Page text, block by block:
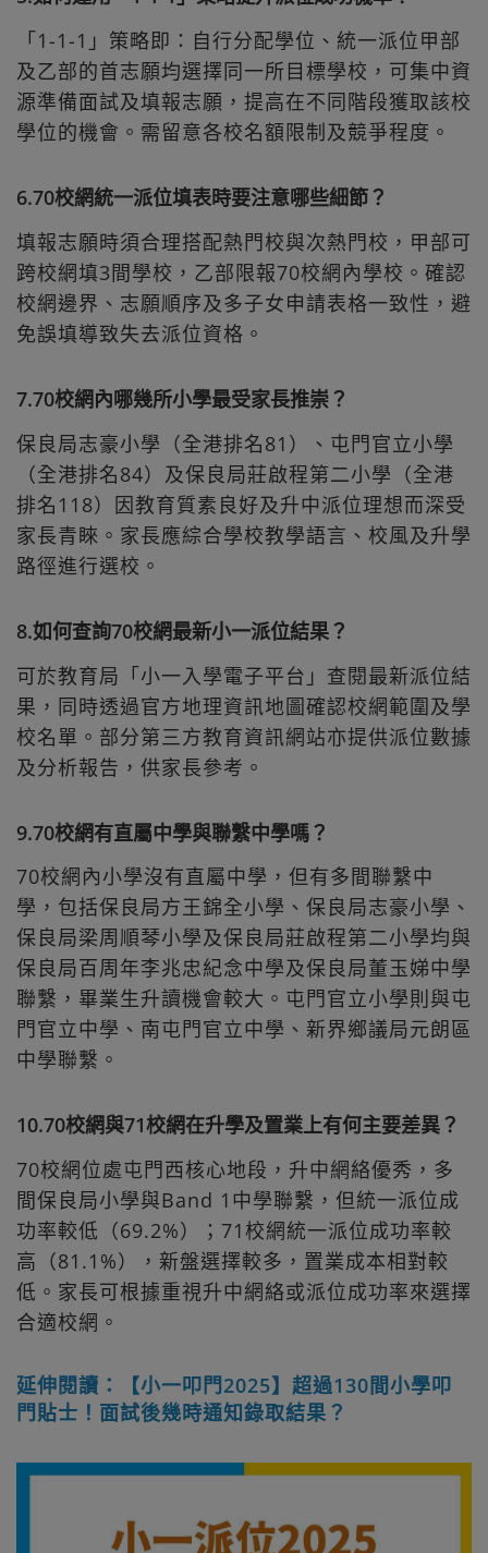
「1-1-1」策略即：自行分配學位、統一派位甲部
及乙部的首志願均選擇同一所目標學校，可集中資
源準備面試及填報志願，提高在不同階段獲取該校
學位的機會。需留意各校名額限制及競爭程度。
6.70校網統一派位填表時要注意哪些細節？
填報志願時須合理搭配熱門校與次熱門校，甲部可
跨校網填3間學校，乙部限報70校網內學校。確認
校網邊界、志願順序及多子女申請表格一致性，避
免誤填導致失去派位資格。
7.70校網內哪幾所小學最受家長推崇？
保良局志豪小學（全港排名81）、屯門官立小學
（全港排名84）及保良局莊啟程第二小學（全港
排名118）因教育質素良好及升中派位理想而深受
家長青睞。家長應綜合學校教學語言、校風及升學
路徑進行選校。
8.如何查詢70校網最新小一派位結果？
可於教育局「小一入學電子平台」查閱最新派位結
果，同時透過官方地理資訊地圖確認校網範圍及學
校名單。部分第三方教育資訊網站亦提供派位數據
及分析報告，供家長參考。
9.70校網有直屬中學與聯繫中學嗎？
70校網內小學沒有直屬中學，但有多間聯繫中
學，包括保良局方王錦全小學、保良局志豪小學、
保良局梁周順琴小學及保良局莊啟程第二小學均與
保良局百周年李兆忠紀念中學及保良局董玉娣中學
聯繫，畢業生升讀機會較大。屯門官立小學則與屯
門官立中學、南屯門官立中學、新界鄉議局元朗區
中學聯繫。
10.70校網與71校網在升學及置業上有何主要差異？
70校網位處屯門西核心地段，升中網絡優秀，多
間保良局小學與Band 1中學聯繫，但統一派位成
功率較低（69.2%）；71校網統一派位成功率較
高（81.1%），新盤選擇較多，置業成本相對較
低。家長可根據重視升中網絡或派位成功率來選擇
合適校網。
延伸閱讀：【小一叩門2025】超過130間小學叩
門貼士！面試後幾時通知錄取結果？